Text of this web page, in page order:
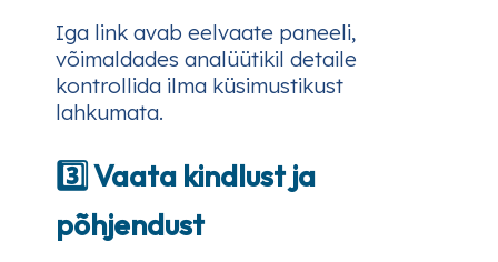
Iga link avab eelvaate paneeli,
võimaldades analüütikil detaile
kontrollida ilma küsimustikust
lahkumata.
3️⃣ Vaata kindlust ja
põhjendust